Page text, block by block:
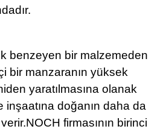
benzeyen bir malzemeden
bir manzaranın yüksek
yaratılmasına olanak
inşaatına doğanın daha da
firmasının birinci